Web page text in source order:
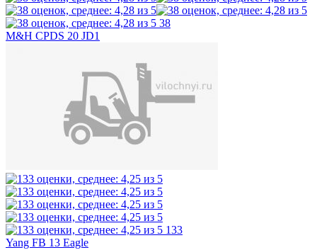
38
M&H CPDS 20 JD1
133
Yang FB 13 Eagle